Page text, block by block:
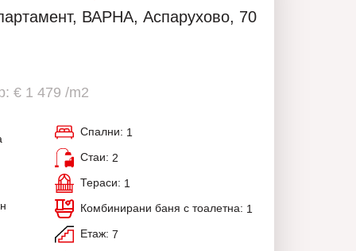
ВАРНА, Аспарухово, 70
€ 1 479 /m2
Спални: 1
Стаи: 2
Тераси: 1
Комбинирани баня с тоалетна: 1
Етаж: 7